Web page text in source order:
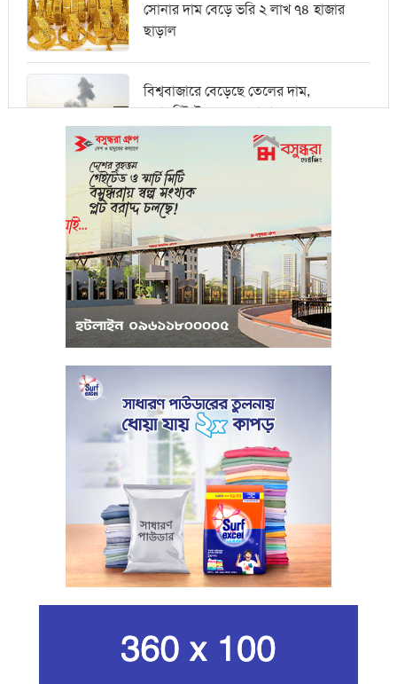
সোনার দাম বেড়ে ভরি ২ লাখ ৭৪ হাজার
ছাড়াল
বিশ্ববাজারে বেড়েছে তেলের দাম,
ওয়ালস্ট্রিটে পতনের আভাস
মধ্যপ্রাচ্যে সংকটের কারণে কার্গো পরিবহনে
বিঘ্ন ঘটছে
পরিবেশবান্ধব উদ্যোক্তারা ইউসিবি থেকে
পাবেন ২৫ লাখ টাকা ঋণ
পুঁজিবাজারে অনিয়মের তথ্য প্রদানকারীর
সুরক্ষায় বিধিমালা প্রণয়ন
খামেনি হত্যার প্রতিশোধ নেওয়ার ঘোষণা
ইরানের রেভোল্যুশনারি গার্ডের
কার্বন কারখানার ধোঁয়ায় ক্ষতির মুখে কৃষি ও
পরিবেশ
ইরানের সর্বোচ্চ ধর্মীয় নেতা খামেনি নিহত
গান দিয়ে তারুণ্যে আধুনিকতা আনতে